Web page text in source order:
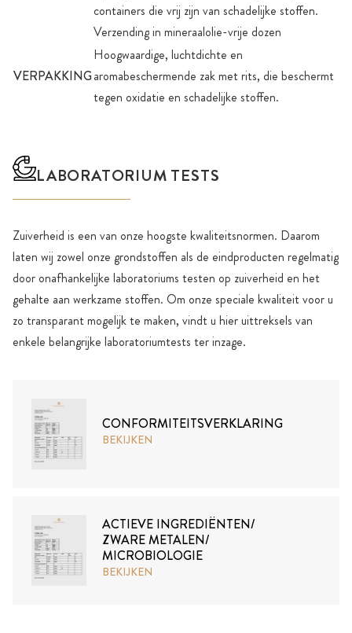
containers die vrij zijn van schadelijke stoffen.
Verzending in mineraalolie-vrije dozen
VERPAKKING
Hoogwaardige, luchtdichte en
aromabeschermende zak met rits, die beschermt
tegen oxidatie en schadelijke stoffen.
LABORATORIUM TESTS
Zuiverheid is een van onze hoogste kwaliteitsnormen. Daarom
laten wij zowel onze grondstoffen als de eindproducten regelmatig
door onafhankelijke laboratoriums testen op zuiverheid en het
gehalte aan werkzame stoffen. Om onze speciale kwaliteit voor u
zo transparant mogelijk te maken, vindt u hier uittreksels van
enkele belangrijke laboratoriumtests ter inzage.
CONFORMITEITSVERKLARING
BEKIJKEN
ACTIEVE INGREDIËNTEN/
ZWARE METALEN/
MICROBIOLOGIE
BEKIJKEN